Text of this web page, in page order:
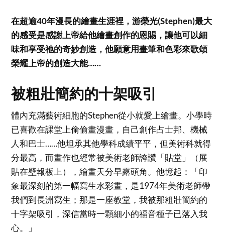
在超逾40年漫長的繪畫生涯裡，游榮光(Stephen)最大
的感受是感謝上帝給他繪畫創作的恩賜，讓他可以細
味和享受祂的奇妙創造，他願意用畫筆和色彩來歌頌
榮耀上帝的創造大能……
被粗壯簡約的十架吸引
體內充滿藝術細胞的Stephen從小就愛上繪畫。小學時
已喜歡在課堂上偷偷畫漫畫，自己創作占士邦、機械
人和巴士……他坦承其他學科成績平平，但美術科就得
分最高，而畫作也經常被美術老師誇讚「貼堂」（展
貼在壁報板上），繪畫天分早露頭角。他憶起：「印
象最深刻的第一幅寫生水彩畫，是1974年美術老師帶
我們到長洲寫生；那是一座教堂，我被那粗壯簡約的
十字架吸引，深信當時一顆細小的福音種子已落入我
心。」